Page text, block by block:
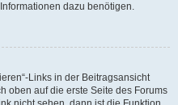
dazu benötigen.
Links in der Beitragsansicht
oben auf die erste Seite des Forums